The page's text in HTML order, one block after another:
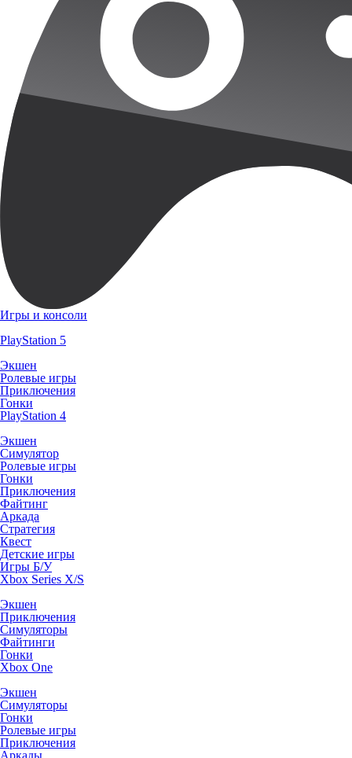
Игры и консоли
PlayStation 5
Экшен
Ролевые игры
Приключения
Гонки
PlayStation 4
Экшен
Симулятор
Ролевые игры
Гонки
Приключения
Файтинг
Аркада
Стратегия
Квест
Детские игры
Игры Б/У
Xbox Series X/S
Экшен
Приключения
Симуляторы
Файтинги
Гонки
Xbox One
Экшен
Симуляторы
Гонки
Ролевые игры
Приключения
Аркады